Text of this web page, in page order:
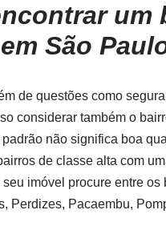
um
São
de questões como
considerar também o
não significa boa
de classe alta com
seu imóvel procure entre
Perdizes, Pacaembu,